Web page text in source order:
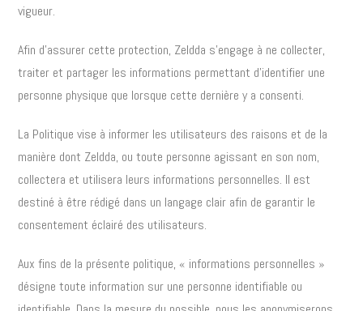
vigueur.
Afin d’assurer cette protection, Zeldda s’engage à ne collecter,
traiter et partager les informations permettant d’identifier une
personne physique que lorsque cette dernière y a consenti.
La Politique vise à informer les utilisateurs des raisons et de la
manière dont Zeldda, ou toute personne agissant en son nom,
collectera et utilisera leurs informations personnelles. Il est
destiné à être rédigé dans un langage clair afin de garantir le
consentement éclairé des utilisateurs.
Aux fins de la présente politique, « informations personnelles »
désigne toute information sur une personne identifiable ou